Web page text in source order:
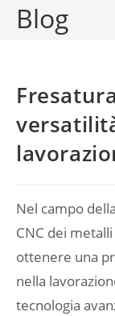
Blog
Nel campo
CNC dei
ottenere una
nella
tecnologia